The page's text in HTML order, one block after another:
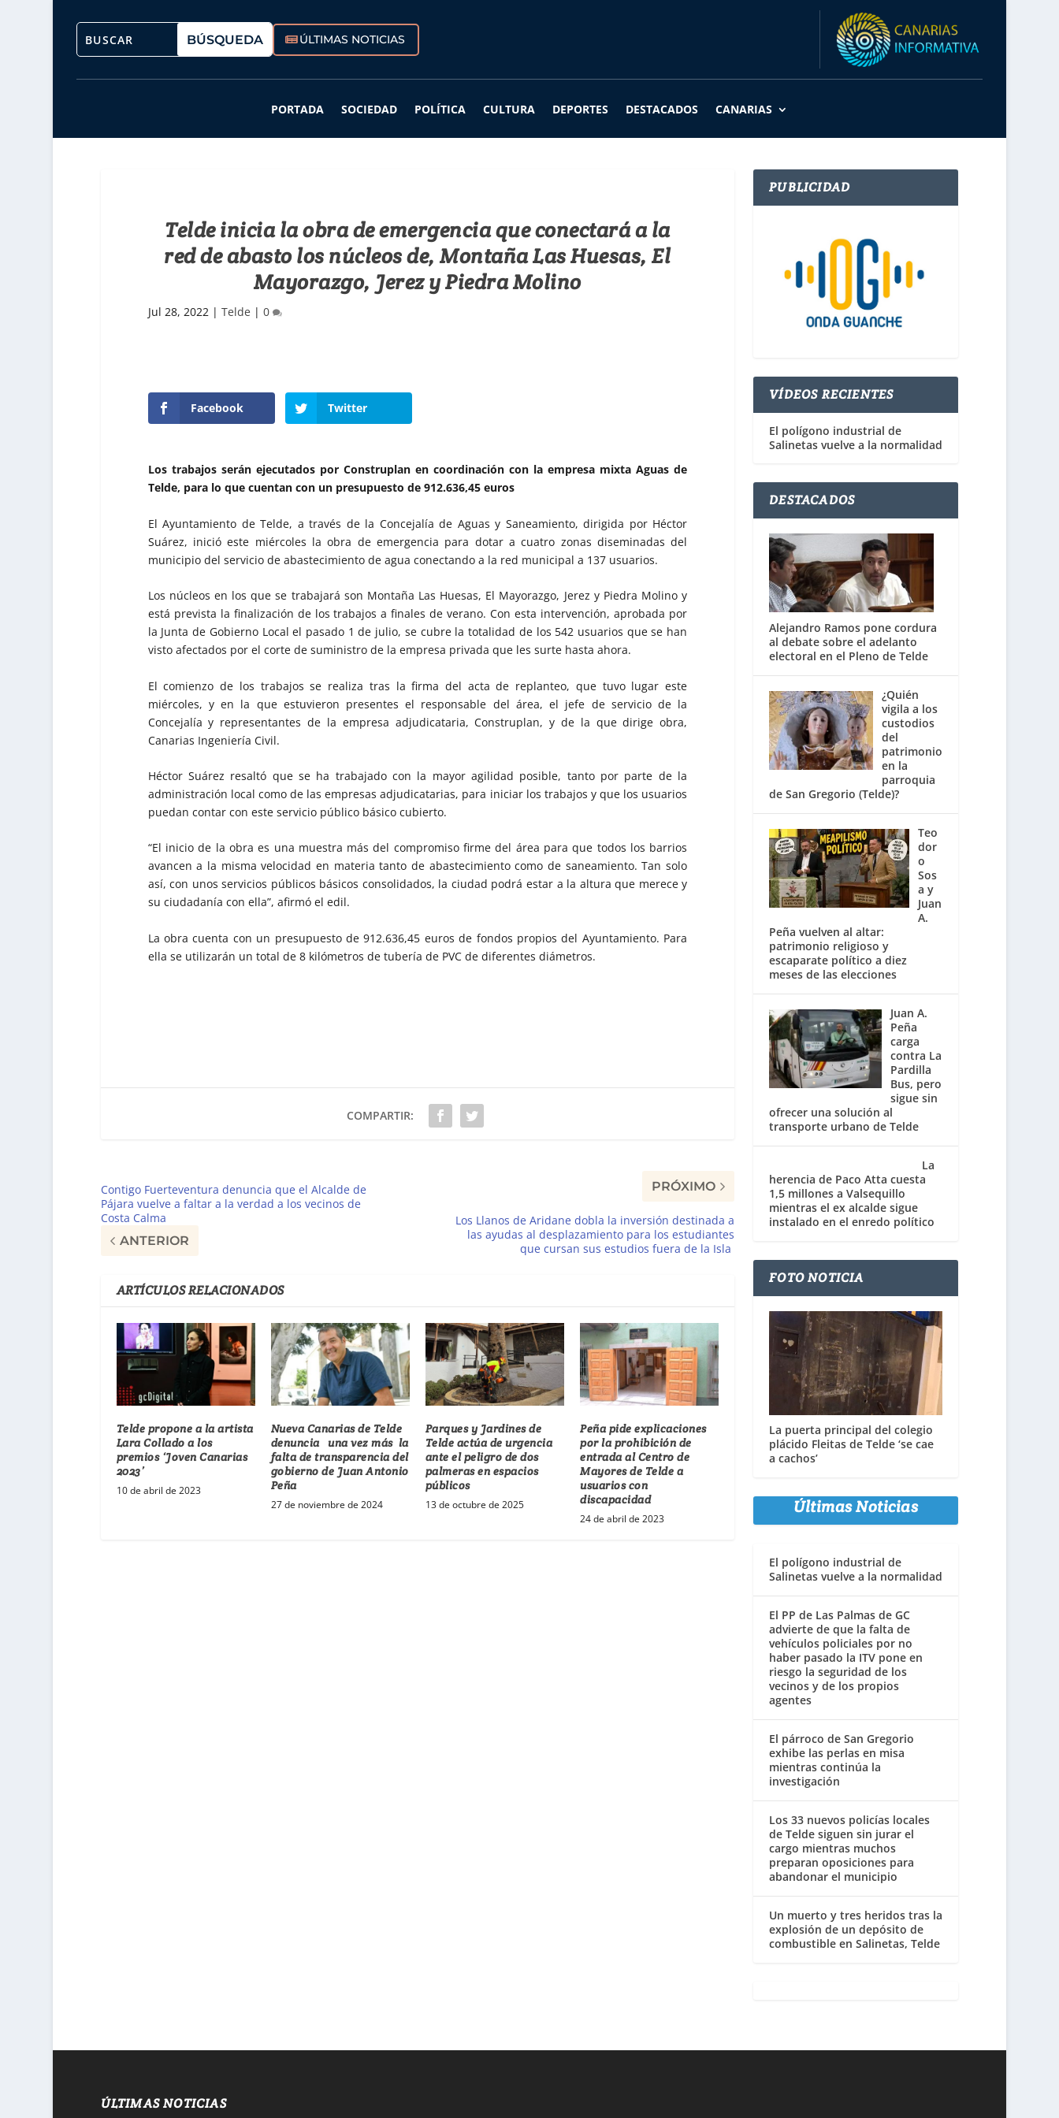
ÚLTIMAS NOTICIAS
PORTADA SOCIEDAD POLÍTICA CULTURA DEPORTES DESTACADOS CANARIAS
Telde inicia la obra de emergencia que conectará a la
red de abasto los núcleos de, Montaña Las Huesas, El
Mayorazgo, Jerez y Piedra Molino
Jul 28, 2022| Telde | 0
Facebook Twitter
Los trabajos serán ejecutados por Construplan en coordinación con la empresa mixta Aguas de
Telde, para lo que cuentan con un presupuesto de 912.636,45 euros
El Ayuntamiento de Telde, a través de la Concejalía de Aguas y Saneamiento, dirigida por Héctor
Suárez, inició este miércoles la obra de emergencia para dotar a cuatro zonas diseminadas del
municipio del servicio de abastecimiento de agua conectando a la red municipal a 137 usuarios.
Los núcleos en los que se trabajará son Montaña Las Huesas, El Mayorazgo, Jerez y Piedra Molino y
está prevista la finalización de los trabajos a finales de verano. Con esta intervención, aprobada por
la Junta de Gobierno Local el pasado 1 de julio, se cubre la totalidad de los 542 usuarios que se han
visto afectados por el corte de suministro de la empresa privada que les surte hasta ahora.
El comienzo de los trabajos se realiza tras la firma del acta de replanteo, que tuvo lugar este
miércoles, y en la que estuvieron presentes el responsable del área, el jefe de servicio de la
Concejalía y representantes de la empresa adjudicataria, Construplan, y de la que dirige obra,
Canarias Ingeniería Civil.
Héctor Suárez resaltó que se ha trabajado con la mayor agilidad posible, tanto por parte de la
administración local como de las empresas adjudicatarias, para iniciar los trabajos y que los usuarios
puedan contar con este servicio público básico cubierto.
“El inicio de la obra es una muestra más del compromiso firme del área para que todos los barrios
avancen a la misma velocidad en materia tanto de abastecimiento como de saneamiento. Tan solo
así, con unos servicios públicos básicos consolidados, la ciudad podrá estar a la altura que merece y
su ciudadanía con ella”, afirmó el edil.
La obra cuenta con un presupuesto de 912.636,45 euros de fondos propios del Ayuntamiento. Para
ella se utilizarán un total de 8 kilómetros de tubería de PVC de diferentes diámetros.
COMPARTIR:
Contigo Fuerteventura denuncia que el Alcalde de
Pájara vuelve a faltar a la verdad a los vecinos de
Costa Calma
ANTERIOR
PRÓXIMO
Los Llanos de Aridane dobla la inversión destinada a
las ayudas al desplazamiento para los estudiantes
que cursan sus estudios fuera de la Isla
ARTÍCULOS RELACIONADOS
Telde propone a la artista
Lara Collado a los
premios ‘Joven Canarias
2023’
10 de abril de 2023
Nueva Canarias de Telde
denuncia una vez más la
falta de transparencia del
gobierno de Juan Antonio
Peña
27 de noviembre de 2024
Parques y Jardines de
Telde actúa de urgencia
ante el peligro de dos
palmeras en espacios
públicos
13 de octubre de 2025
Peña pide explicaciones
por la prohibición de
entrada al Centro de
Mayores de Telde a
usuarios con
discapacidad
24 de abril de 2023
PUBLICIDAD
VÍDEOS RECIENTES
El polígono industrial de
Salinetas vuelve a la normalidad
DESTACADOS
Alejandro Ramos pone cordura
al debate sobre el adelanto
electoral en el Pleno de Telde
¿Quién
vigila a los
custodios
del
patrimonio
en la
parroquia
de San Gregorio (Telde)?
Teo
dor
o
Sos
a y
Juan
A.
Peña vuelven al altar:
patrimonio religioso y
escaparate político a diez
meses de las elecciones
Juan A.
Peña
carga
contra La
Pardilla
Bus, pero
sigue sin
ofrecer una solución al
transporte urbano de Telde
La
herencia de Paco Atta cuesta
1,5 millones a Valsequillo
mientras el ex alcalde sigue
instalado en el enredo político
FOTO NOTICIA
La puerta principal del colegio
plácido Fleitas de Telde ‘se cae
a cachos’
Últimas Noticias
El polígono industrial de
Salinetas vuelve a la normalidad
El PP de Las Palmas de GC
advierte de que la falta de
vehículos policiales por no
haber pasado la ITV pone en
riesgo la seguridad de los
vecinos y de los propios
agentes
El párroco de San Gregorio
exhibe las perlas en misa
mientras continúa la
investigación
Los 33 nuevos policías locales
de Telde siguen sin jurar el
cargo mientras muchos
preparan oposiciones para
abandonar el municipio
Un muerto y tres heridos tras la
explosión de un depósito de
combustible en Salinetas, Telde
ÚLTIMAS NOTICIAS